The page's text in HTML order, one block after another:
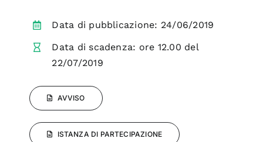
Data di pubblicazione: 24/06/2019
Data di scadenza: ore 12.00 del
22/07/2019
AVVISO
ISTANZA DI PARTECIPAZIONE